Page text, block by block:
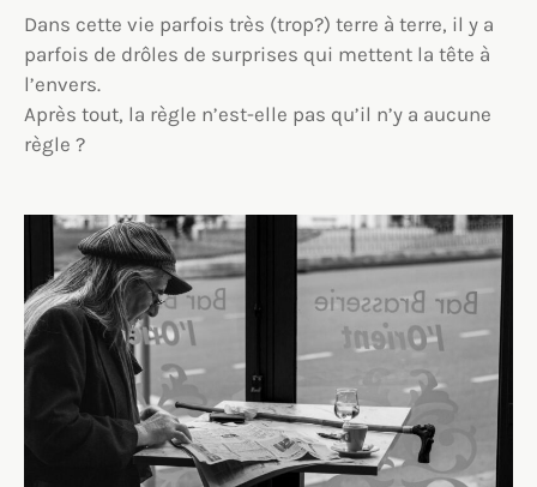
Dans cette vie parfois très (trop?) terre à terre, il y a
parfois de drôles de surprises qui mettent la tête à
l’envers.
Après tout, la règle n’est-elle pas qu’il n’y a aucune
règle ?